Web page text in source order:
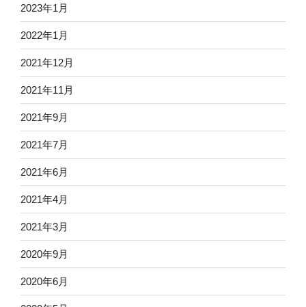
2023年1月
2022年1月
2021年12月
2021年11月
2021年9月
2021年7月
2021年6月
2021年4月
2021年3月
2020年9月
2020年6月